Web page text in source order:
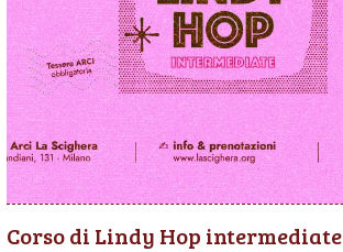
Corso di Lindy Hop intermediate